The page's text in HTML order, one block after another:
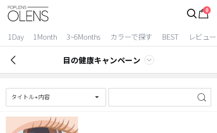
0
1Day 1Month 3~6Months カラーで探す BEST レビュー
ログイン
カラコン比較
今月限定特典
ベスト
カラコン
目の健康キャンペーン
タイトル+内容